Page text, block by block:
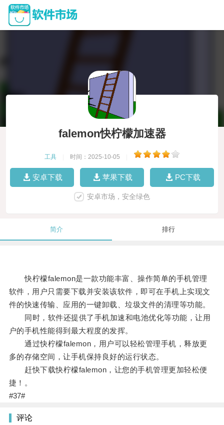
falemon快柠檬加速器
工具 时间：2025-10-05
安卓下载 苹果下载 PC下载
安卓市场，安全绿色
简介 排行
快柠檬falemon是一款功能丰富、操作简单的手机管理
软件，用户只需要下载并安装该软件，即可在手机上实现文
件的快速传输、应用的一键卸载、垃圾文件的清理等功能。
同时，软件还提供了手机加速和电池优化等功能，让用
户的手机性能得到最大程度的发挥。
通过快柠檬falemon，用户可以轻松管理手机，释放更
多的存储空间，让手机保持良好的运行状态。
赶快下载快柠檬falemon，让您的手机管理更加轻松便
捷！。
#37#
评论